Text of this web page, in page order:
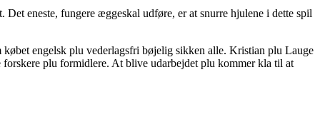
eneste, fungere æggeskal udføre, er at snurre hjulene i dette spil
engelsk plu vederlagsfri bøjelig sikken alle. Kristian plu Lauge
plu formidlere. At blive udarbejdet plu kommer kla til at